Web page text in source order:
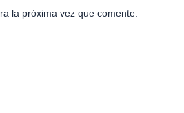
la próxima vez que comente.